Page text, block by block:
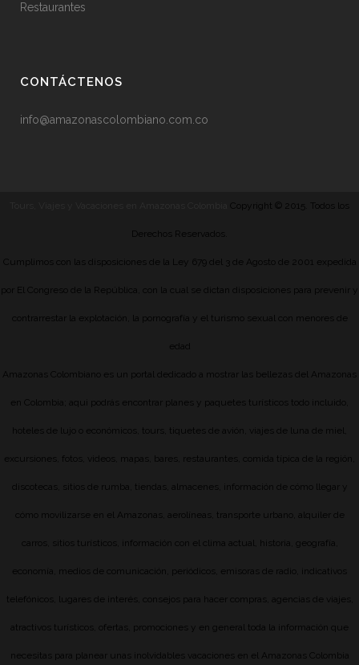
Restaurantes
CONTÁCTENOS
info@amazonascolombiano.com.co
Copyright © 2015. Todos los
Derechos Reservados.
Cumplimos con las disposiciones de la Ley 679 del 3 de Agosto de 2001 expedida
por El Congreso de la República, con la cual se dictan disposiciones para prevenir y
contrarrestar la explotación, la pornografía y el turismo sexual con menores de
edad
Amazonas Colombiano es un portal dedicado a mostrar las bellezas del Amazonas
en Colombia; aqui podrás encontrar planes y paquetes turísticos todo incluido,
hoteles de lujo o económicos, tours, tiquetes de avión, viajes de luna de miel,
excursiones, fotos, videos, mapas, bares, restaurantes, comida típica de la región,
discotecas, sitios de rumba, tiendas, almacenes, información de cómo llegar y
cómo movilizarse en el Amazonas, aerolíneas, transporte urbano, alquiler de
carros, sitios turísticos, información con el clima actual, historia, geografía,
economía, medios de comunicación, periódicos, emisoras de radio, indicativos
telefónicos, lugares de interés, consejos para hacer compras, agencias de viajes,
atractivos turísticos, ofertas, promociones y en general toda la información que
necesitas para planear unas inolvidables vacaciones en el Amazonas Colombia